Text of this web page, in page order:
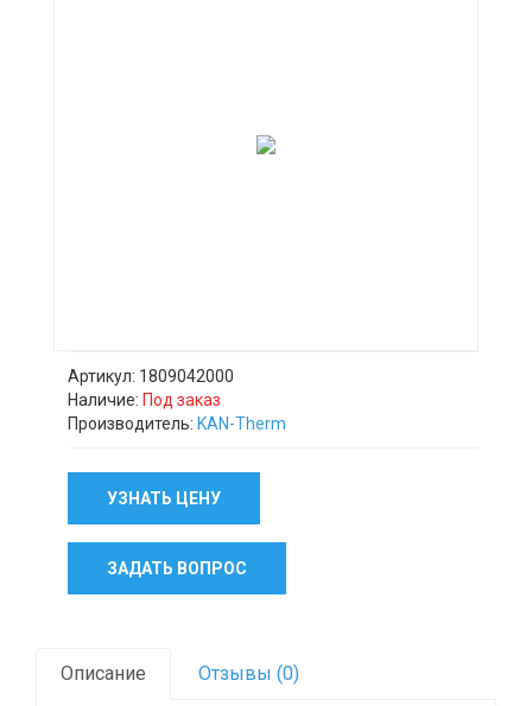
Артикул: 1809042000
Наличие: Под заказ
Производитель: KAN-Therm
УЗНАТЬ ЦЕНУ
ЗАДАТЬ ВОПРОС
Описание Отзывы (0)